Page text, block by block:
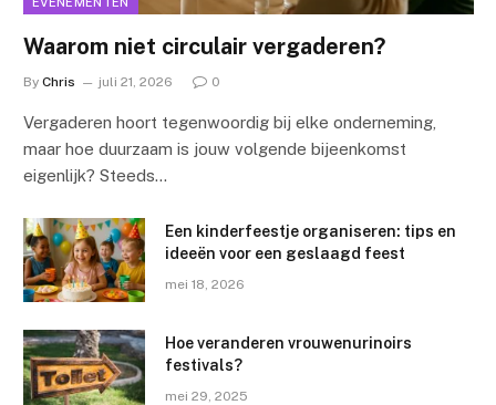
Waarom niet circulair vergaderen?
By Chris juli 21, 2026 0
Vergaderen hoort tegenwoordig bij elke onderneming,
maar hoe duurzaam is jouw volgende bijeenkomst
eigenlijk? Steeds…
Een kinderfeestje organiseren: tips en
ideeën voor een geslaagd feest
mei 18, 2026
Hoe veranderen vrouwenurinoirs
festivals?
mei 29, 2025